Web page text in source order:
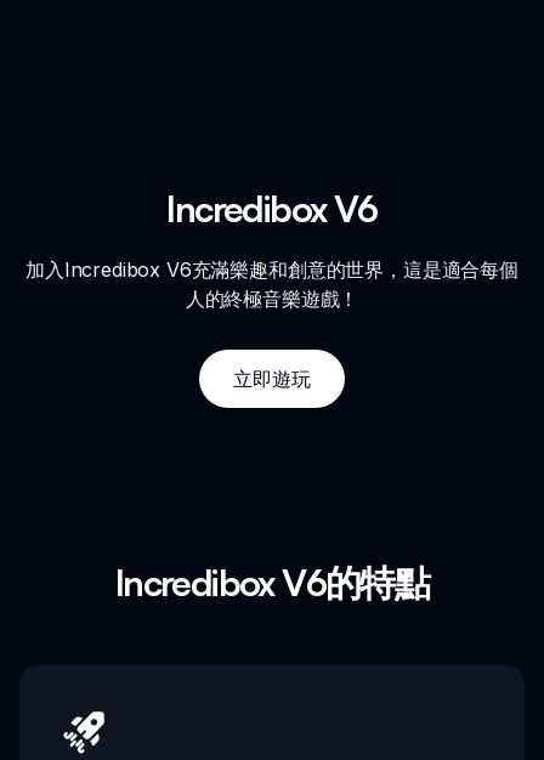
Incredibox V6
加入Incredibox V6充滿樂趣和創意的世界，這是適合每個
人的終極音樂遊戲！
立即遊玩
Incredibox V6的特點